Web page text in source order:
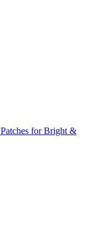
for Bright &